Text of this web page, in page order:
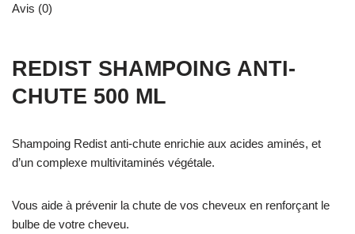
Avis (0)
REDIST SHAMPOING ANTI-
CHUTE 500 ML
Shampoing Redist anti-chute enrichie aux acides aminés, et
d’un complexe multivitaminés végétale.
Vous aide à prévenir la chute de vos cheveux en renforçant le
bulbe de votre cheveu.